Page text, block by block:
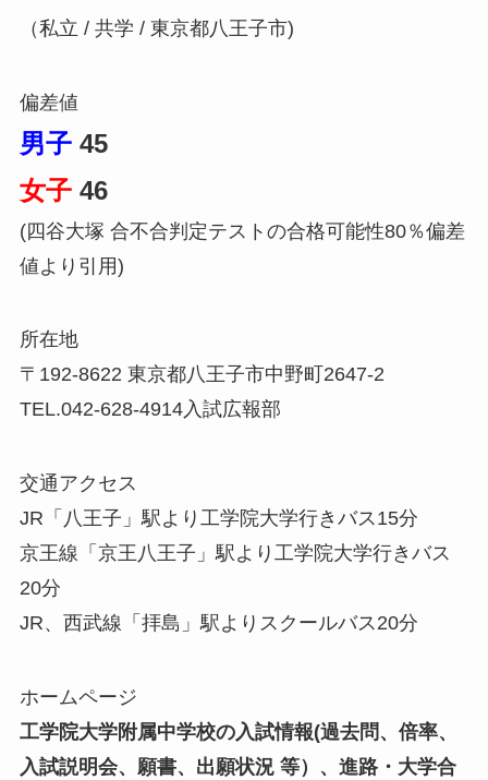
（私立 / 共学 / 東京都八王子市)
偏差値
男子45
女子 46
(四谷大塚 合不合判定テストの合格可能性80％偏差
値より引用)
所在地
〒192-8622 東京都八王子市中野町2647-2
TEL.042-628-4914入試広報部
交通アクセス
JR「八王子」駅より工学院大学行きバス15分
京王線「京王八王子」駅より工学院大学行きバス
20分
JR、西武線「拝島」駅よりスクールバス20分
ホームページ
工学院大学附属中学校の入試情報(過去問、倍率、
入試説明会、願書、出願状況 等）、進路・大学合